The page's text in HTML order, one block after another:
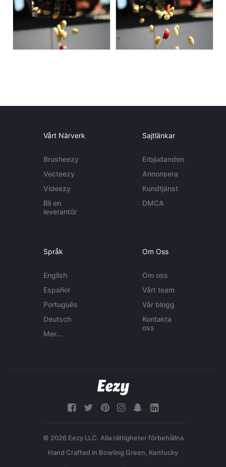
Vårt Närverk
Brusheezy
Vecteezy
Videezy
Bli en
leverantör
Sajtlänkar
Erbjudanden
Annonsera
Kundtjänst
DMCA
Språk
English
Español
Português
Deutsch
Mer...
Om Oss
Om oss
Vårt team
Vår blogg
Kontakta
oss
© 2026 Eezy LLC. Alla rättigheter förbehållna